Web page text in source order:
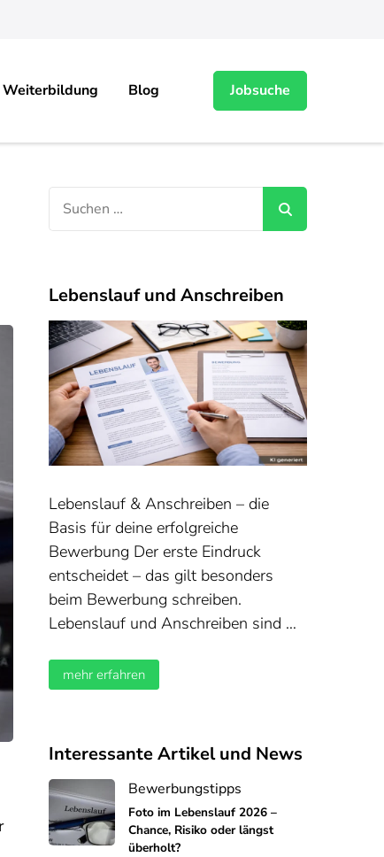
Weiterbildung Blog Jobsuche
Suchen
Lebenslauf und Anschreiben
Lebenslauf & Anschreiben – die
Basis für deine erfolgreiche
Bewerbung Der erste Eindruck
entscheidet – das gilt besonders
beim Bewerbung schreiben.
Lebenslauf und Anschreiben sind …
mehr erfahren
Interessante Artikel und News
Bewerbungstipps
Foto im Lebenslauf 2026 –
Chance, Risiko oder längst
überholt?